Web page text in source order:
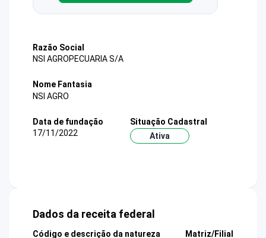
Razão Social
NSI AGROPECUARIA S/A
Nome Fantasia
NSI AGRO
Data de fundação
17/11/2022
Situação Cadastral
Ativa
Dados da receita federal
Código e descrição da natureza
Matriz/Filial